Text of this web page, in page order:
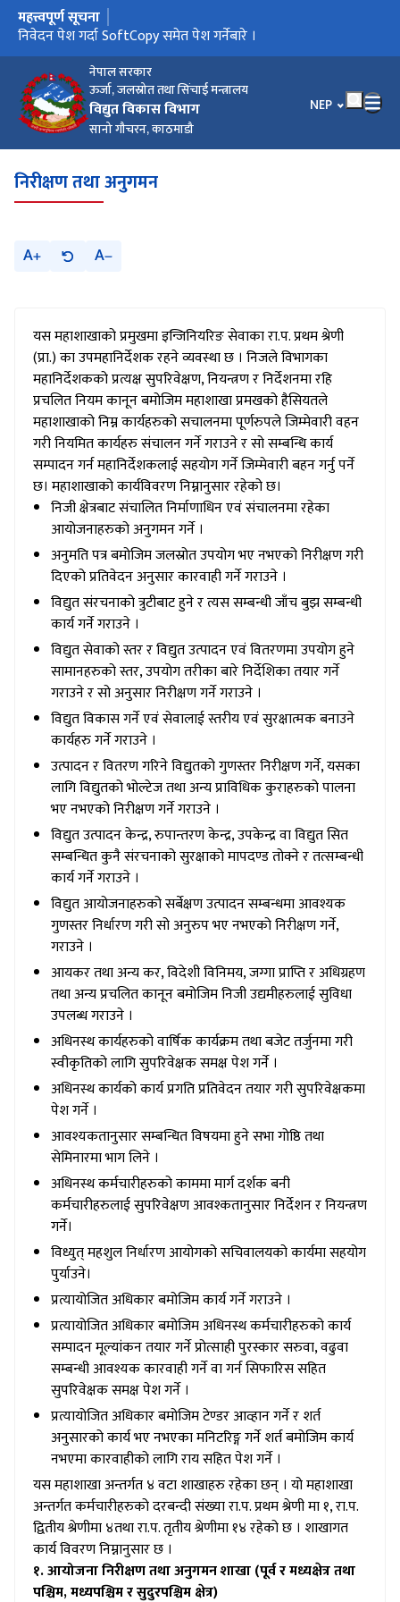
नेपाल सरकार
ऊर्जा, जलस्रोत तथा सिंचाई मन्त्रालय
विद्युत विकास विभाग
सानो गौचरन, काठमाडौ
भाषा चयन गर्नुहोस्
NEP
मुख्य नेभिगेसनमा जानुहोस्
महत्त्वपूर्ण सूचना
प्रस्तुतीकरणको समय तालिका परिमार्जन गरिएको बारे I
निवेदन पेश गर्दा SoftCopy समेत पेश गर्नेबारे ।
प्रस्तुतिकरणको समय तालिका बारे ।
Data Regarding Dam Safety Analysis
Notice of Extension of EoI Submission Deadline
Request for EOI for Development of Hydropower Projects
in BOOT Model
आर्थिक वर्ष २०८१/८२ सम्मको वक्यौता विद्युत रोयल्टी सम्वन्धी सूचना !!!
निरीक्षण तथा अनुगमन
A A
यस महाशाखाको प्रमुखमा इन्जिनियरिङ सेवाका रा.प. प्रथम श्रेणी
(प्रा.) का उपमहानिर्देशक रहने व्यवस्था छ । निजले विभागका
महानिर्देशकको प्रत्यक्ष सुपरिवेक्षण, नियन्त्रण र निर्देशनमा रहि
प्रचलित नियम कानून बमोजिम महाशाखा प्रमखको हैसियतले
महाशाखाको निम्न कार्यहरुको सचालनमा पूर्णरुपले जिम्मेवारी वहन
गरी नियमित कार्यहरु संचालन गर्ने गराउने र सो सम्बन्धि कार्य
सम्पादन गर्न महानिर्देशकलाई सहयोग गर्ने जिम्मेवारी बहन गर्नु पर्ने
छ। महाशाखाको कार्यविवरण निम्नानुसार रहेको छ।
निजी क्षेत्रबाट संचालित निर्माणाधिन एवं संचालनमा रहेका
आयोजनाहरुको अनुगमन गर्ने ।
अनुमति पत्र बमोजिम जलस्रोत उपयोग भए नभएको निरीक्षण गरी
दिएको प्रतिवेदन अनुसार कारवाही गर्ने गराउने ।
विद्युत संरचनाको त्रुटीबाट हुने र त्यस सम्बन्धी जाँच बुझ सम्बन्धी
कार्य गर्ने गराउने ।
विद्युत सेवाको स्तर र विद्युत उत्पादन एवं वितरणमा उपयोग हुने
सामानहरुको स्तर, उपयोग तरीका बारे निर्देशिका तयार गर्ने
गराउने र सो अनुसार निरीक्षण गर्ने गराउने ।
विद्युत विकास गर्ने एवं सेवालाई स्तरीय एवं सुरक्षात्मक बनाउने
कार्यहरु गर्ने गराउने ।
उत्पादन र वितरण गरिने विद्युतको गुणस्तर निरीक्षण गर्ने, यसका
लागि विद्युतको भोल्टेज तथा अन्य प्राविधिक कुराहरुको पालना
भए नभएको निरीक्षण गर्ने गराउने ।
विद्युत उत्पादन केन्द्र, रुपान्तरण केन्द्र, उपकेन्द्र वा विद्युत सित
सम्बन्धित कुनै संरचनाको सुरक्षाको मापदण्ड तोक्ने र तत्सम्बन्धी
कार्य गर्ने गराउने ।
विद्युत आयोजनाहरुको सर्बेक्षण उत्पादन सम्बन्धमा आवश्यक
गुणस्तर निर्धारण गरी सो अनुरुप भए नभएको निरीक्षण गर्ने,
गराउने ।
आयकर तथा अन्य कर, विदेशी विनिमय, जग्गा प्राप्ति र अधिग्रहण
तथा अन्य प्रचलित कानून बमोजिम निजी उद्यमीहरुलाई सुविधा
उपलब्ध गराउने ।
अधिनस्थ कार्यहरुको वार्षिक कार्यक्रम तथा बजेट तर्जुनमा गरी
स्वीकृतिको लागि सुपरिवेक्षक समक्ष पेश गर्ने ।
अधिनस्थ कार्यको कार्य प्रगति प्रतिवेदन तयार गरी सुपरिवेक्षकमा
पेश गर्ने ।
आवश्यकतानुसार सम्बन्धित विषयमा हुने सभा गोष्ठि तथा
सेमिनारमा भाग लिने ।
अधिनस्थ कर्मचारीहरुको काममा मार्ग दर्शक बनी
कर्मचारीहरुलाई सुपरिवेक्षण आवश्कतानुसार निर्देशन र नियन्त्रण
गर्ने।
विध्युत् महशुल निर्धारण आयोगको सचिवालयको कार्यमा सहयोग
पुर्याउने।
प्रत्यायोजित अधिकार बमोजिम कार्य गर्ने गराउने ।
प्रत्यायोजित अधिकार बमोजिम अधिनस्थ कर्मचारीहरुको कार्य
सम्पादन मूल्यांकन तयार गर्ने प्रोत्साही पुरस्कार सरुवा, वढुवा
सम्बन्धी आवश्यक कारवाही गर्ने वा गर्न सिफारिस सहित
सुपरिवेक्षक समक्ष पेश गर्ने ।
प्रत्यायोजित अधिकार बमोजिम टेण्डर आव्हान गर्ने र शर्त
अनुसारको कार्य भए नभएका मनिटरिङ्ग गर्ने शर्त बमोजिम कार्य
नभएमा कारवाहीको लागि राय सहित पेश गर्ने ।
यस महाशाखा अन्तर्गत ४ वटा शाखाहरु रहेका छन् । यो महाशाखा
अन्तर्गत कर्मचारीहरुको दरबन्दी संख्या रा.प. प्रथम श्रेणी मा १, रा.प.
द्वितीय श्रेणीमा ४तथा रा.प. तृतीय श्रेणीमा १४ रहेको छ । शाखागत
कार्य विवरण निम्नानुसार छ ।
१. आयोजना निरीक्षण तथा अनुगमन शाखा (पूर्व र मध्यक्षेत्र तथा
पश्चिम, मध्यपश्चिम र सुदुरपश्चिम क्षेत्र)